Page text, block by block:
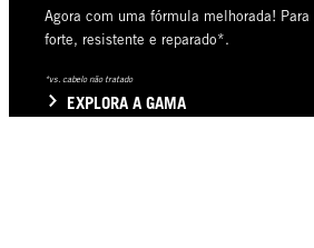
Agora com uma fórmula melhorada!
forte, resistente e reparado*.
*vs. cabelo não tratado
EXPLORA A GAMA